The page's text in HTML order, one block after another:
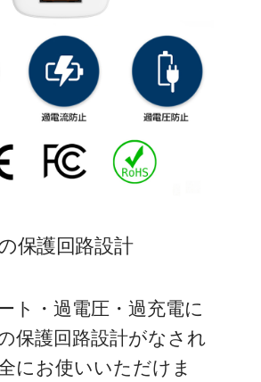
保護回路設計
ト・過電圧・過充電に
保護回路設計がなされ
にお使いいただけま